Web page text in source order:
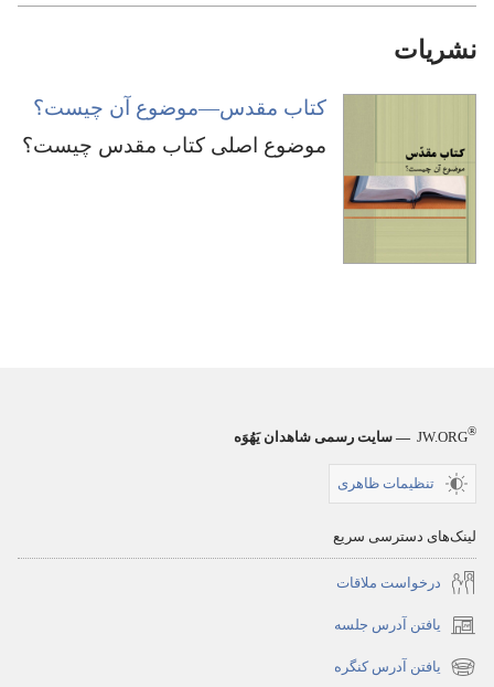
نشریات
کتاب مقدس—‏موضوع آن چیست؟‏
موضوع اصلی کتاب مقدس چیست؟‏
JW.ORG® — سایت رسمی شاهدان یَهُوَه
تنظیمات ظاهری
لینک‌های دسترسی سریع
درخواست ملاقات
یافتن آدرس جلسه
(پنجره‌ای
جدید
یافتن آدرس کنگره
(پنجره‌ای